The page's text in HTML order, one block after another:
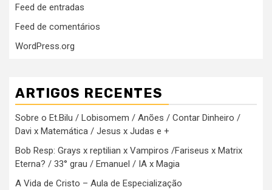
Feed de entradas
Feed de comentários
WordPress.org
ARTIGOS RECENTES
Sobre o Et.Bilu / Lobisomem / Anões / Contar Dinheiro /
Davi x Matemática / Jesus x Judas e +
Bob Resp: Grays x reptilian x Vampiros /Fariseus x Matrix
Eterna? / 33° grau / Emanuel / IA x Magia
A Vida de Cristo – Aula de Especialização